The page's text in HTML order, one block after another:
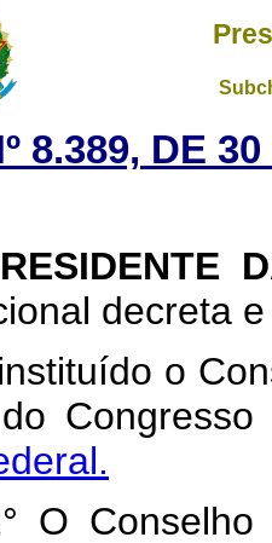
8.389, DE
DA
decreta
o
O